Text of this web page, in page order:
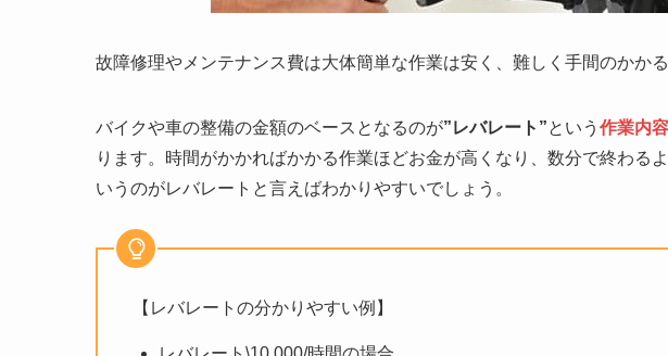
故障修理やメンテナンス費は大体簡単な作業は安く、難しく手間のかか
バイクや車の整備の金額のベースとなるのが”レバレート”という 作業内
ります。時間がかかればかかる作業ほどお金が高くなり、数分で終わる
いうのがレバレートと言えばわかりやすいでしょう。
【レバレートの分かりやすい例】